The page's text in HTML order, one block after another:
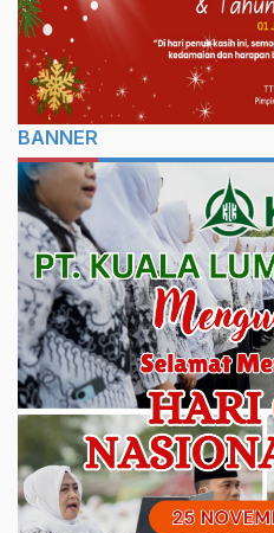
BANNER